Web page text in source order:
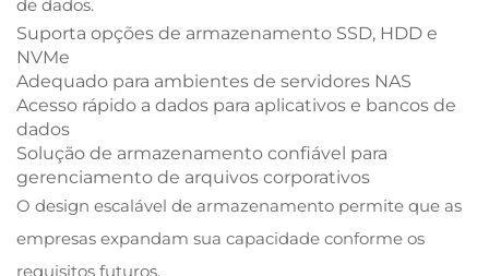
de dados.
Suporta opções de armazenamento SSD, HDD e
NVMe
Adequado para ambientes de servidores NAS
Acesso rápido a dados para aplicativos e bancos de
dados
Solução de armazenamento confiável para
gerenciamento de arquivos corporativos
O design escalável de armazenamento permite que as
empresas expandam sua capacidade conforme os
requisitos futuros.